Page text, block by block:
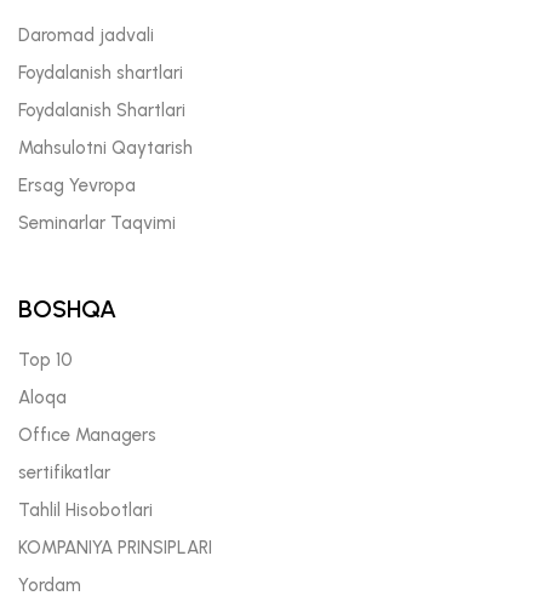
Daromad jadvali
Foydalanish shartlari
Foydalanish Shartlari
Mahsulotni Qaytarish
Ersag Yevropa
Seminarlar Taqvimi
BOSHQA
Top 10
Aloqa
Offıce Managers
sertifikatlar
Tahlil Hisobotlari
KOMPANIYA PRINSIPLARI
Yordam